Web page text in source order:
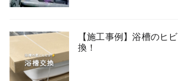
【施工事例】浴槽のヒビ
換！